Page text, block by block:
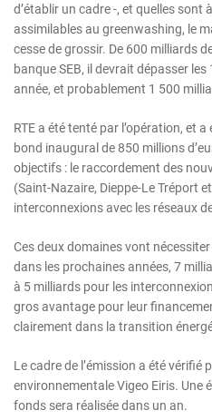
d’établir un cadre -, et quelles sont
assimilables au greenwashing, le
cesse de grossir. De 600 milliards
banque SEB, il devrait dépasser
année, et probablement 1 500
RTE a été tenté par l’opération, et
bond inaugural de 850 millions
objectifs : le raccordement des
(Saint-Nazaire, Dieppe-Le Tréport
interconnexions avec les réseaux
Ces deux domaines vont
dans les prochaines années, 7
à 5 milliards pour les
gros avantage pour leur
clairement dans la transition
Le cadre de l’émission a été vérifié
environnementale Vigeo Eiris. Une
fonds sera réalisée dans un an.